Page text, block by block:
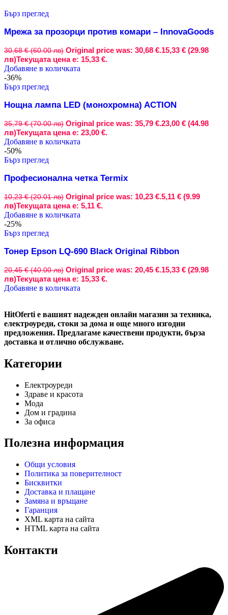
Бърз преглед
Мрежа за прозорци против комари – InnovaGoods
30,68 € (60.00 лв) Original price was: 30,68 €.15,33 € (29.98
лв)Текущата цена е: 15,33 €.
Добавяне в количката
-36%
Бърз преглед
Нощна лампа LED (монохромна) ACTION
35,79 € (70.00 лв) Original price was: 35,79 €.23,00 € (44.98
лв)Текущата цена е: 23,00 €.
Добавяне в количката
-50%
Бърз преглед
Професионална четка Termix
10,23 € (20.01 лв) Original price was: 10,23 €.5,11 € (9.99
лв)Текущата цена е: 5,11 €.
Добавяне в количката
-25%
Бърз преглед
Тонер Epson LQ-690 Black Original Ribbon
20,45 € (40.00 лв) Original price was: 20,45 €.15,33 € (29.98
лв)Текущата цена е: 15,33 €.
Добавяне в количката
HitOferti е вашият надежден онлайн магазин за техника,
електроуреди, стоки за дома и още много изгодни
предложения. Предлагаме качествени продукти, бърза
доставка и отлично обслужване.
Категории
Електроуреди
Здраве и красота
Мода
Дом и градина
За офиса
Полезна информация
Общи условия
Политика за поверителност
Бисквитки
Доставка и плащане
Замяна и връщане
Гаранция
XML карта на сайта
HTML карта на сайта
Контакти